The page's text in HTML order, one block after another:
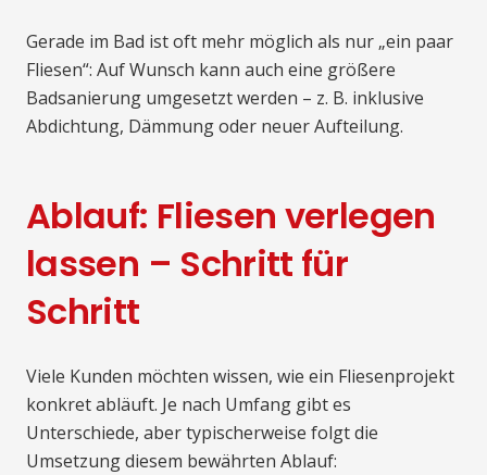
Gerade im Bad ist oft mehr möglich als nur „ein paar
Fliesen“: Auf Wunsch kann auch eine größere
Badsanierung umgesetzt werden – z. B. inklusive
Abdichtung, Dämmung oder neuer Aufteilung.
Ablauf: Fliesen verlegen
lassen – Schritt für
Schritt
Viele Kunden möchten wissen, wie ein Fliesenprojekt
konkret abläuft. Je nach Umfang gibt es
Unterschiede, aber typischerweise folgt die
Umsetzung diesem bewährten Ablauf: